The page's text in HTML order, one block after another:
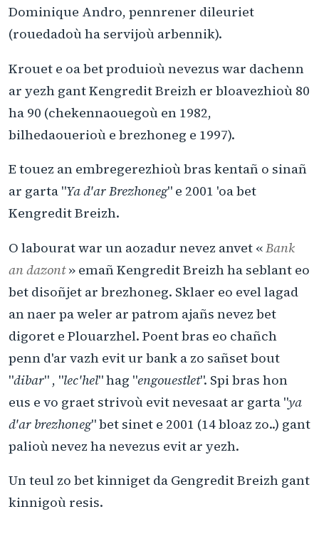
Dominique Andro, pennrener dileuriet
(rouedadoù ha servijoù arbennik).
Krouet e oa bet produioù nevezus war dachenn
ar yezh gant Kengredit Breizh er bloavezhioù 80
ha 90 (chekennaouegoù en 1982,
bilhedaouerioù e brezhoneg e 1997).
E touez an embregerezhioù bras kentañ o sinañ
ar garta "Ya d'ar Brezhoneg" e 2001 'oa bet
Kengredit Breizh.
O labourat war un aozadur nevez anvet «Bank
an dazont» emañ Kengredit Breizh ha seblant eo
bet disoñjet ar brezhoneg. Sklaer eo evel lagad
an naer pa weler ar patrom ajañs nevez bet
digoret e Plouarzhel. Poent bras eo chañch
penn d'ar vazh evit ur bank a zo sañset bout
"dibar" , "lec'hel" hag "engouestlet". Spi bras hon
eus e vo graet strivoù evit nevesaat ar garta "ya
d'ar brezhoneg" bet sinet e 2001 (14 bloaz zo..) gant
palioù nevez ha nevezus evit ar yezh.
Un teul zo bet kinniget da Gengredit Breizh gant
kinnigoù resis.